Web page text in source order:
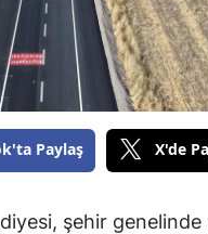
Paylaş X'de
şehir genelinde